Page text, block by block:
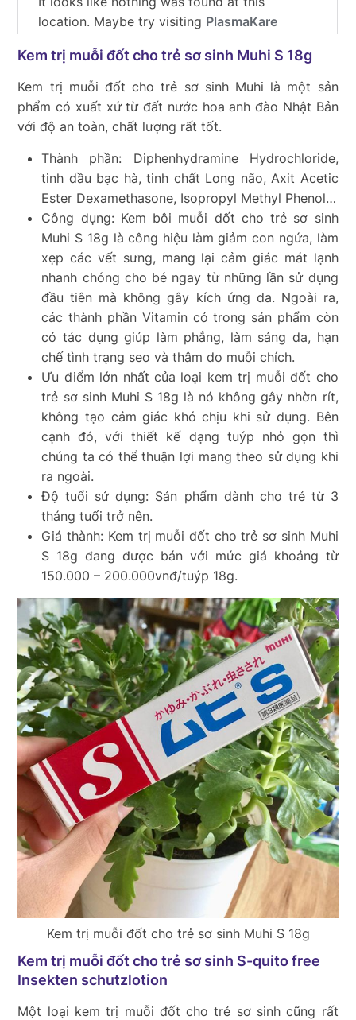
Kem trị muỗi đốt cho trẻ sơ sinh Muhi S 18g
Kem trị muỗi đốt cho trẻ sơ sinh Muhi là một sản
phẩm có xuất xứ từ đất nước hoa anh đào Nhật Bản
với độ an toàn, chất lượng rất tốt.
Thành phần: Diphenhydramine Hydrochloride,
tinh dầu bạc hà, tinh chất Long não, Axit Acetic
Ester Dexamethasone, Isopropyl Methyl Phenol…
Công dụng: Kem bôi muỗi đốt cho trẻ sơ sinh
Muhi S 18g là công hiệu làm giảm con ngứa, làm
xẹp các vết sưng, mang lại cảm giác mát lạnh
nhanh chóng cho bé ngay từ những lần sử dụng
đầu tiên mà không gây kích ứng da. Ngoài ra,
các thành phần Vitamin có trong sản phẩm còn
có tác dụng giúp làm phẳng, làm sáng da, hạn
chế tình trạng seo và thâm do muỗi chích.
Ưu điểm lớn nhất của loại kem trị muỗi đốt cho
trẻ sơ sinh Muhi S 18g là nó không gây nhờn rít,
không tạo cảm giác khó chịu khi sử dụng. Bên
cạnh đó, với thiết kế dạng tuýp nhỏ gọn thì
chúng ta có thể thuận lợi mang theo sử dụng khi
ra ngoài.
Độ tuổi sử dụng: Sản phẩm dành cho trẻ từ 3
tháng tuổi trở nên.
Giá thành: Kem trị muỗi đốt cho trẻ sơ sinh Muhi
S 18g đang được bán với mức giá khoảng từ
150.000 – 200.000vnđ/tuýp 18g.
Kem trị muỗi đốt cho trẻ sơ sinh Muhi S 18g
Kem trị muỗi đốt cho trẻ sơ sinh S-quito free
Insekten schutzlotion
Một loại kem trị muỗi đốt cho trẻ sơ sinh cũng rất